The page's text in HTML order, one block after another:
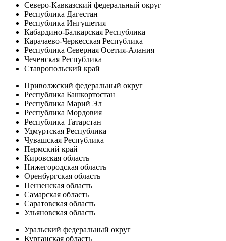
Северо-Кавказский федеральный округ
Республика Дагестан
Республика Ингушетия
Кабардино-Балкарская Республика
Карачаево-Черкесская Республика
Республика Северная Осетия-Алания
Чеченская Республика
Ставропольский край
Приволжский федеральный округ
Республика Башкортостан
Республика Марий Эл
Республика Мордовия
Республика Татарстан
Удмуртская Республика
Чувашская Республика
Пермский край
Кировская область
Нижегородская область
Оренбургская область
Пензенская область
Самарская область
Саратовская область
Ульяновская область
Уральский федеральный округ
Курганская область